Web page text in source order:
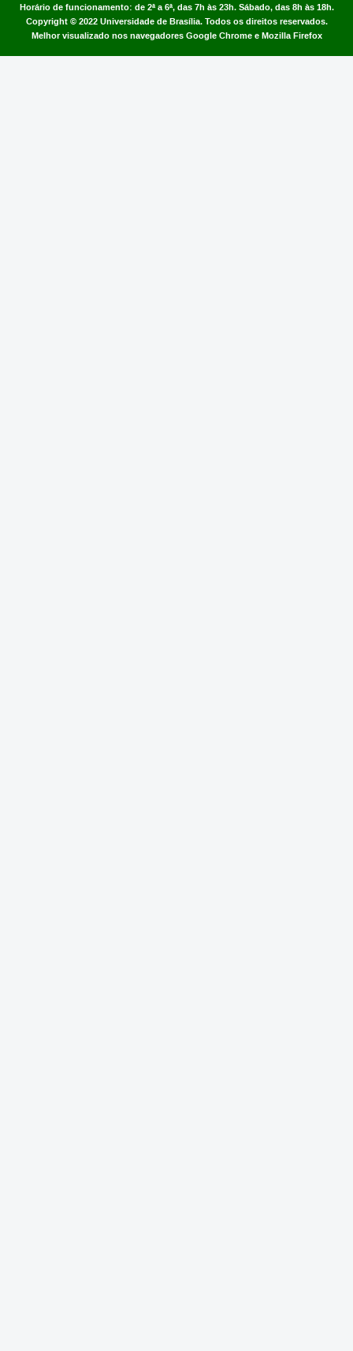
Horário de funcionamento: de 2ª a 6ª, das 7h às 23h. Sábado, das 8h às 18h.
Copyright © 2022 Universidade de Brasília. Todos os direitos reservados.
Melhor visualizado nos navegadores Google Chrome e Mozilla Firefox